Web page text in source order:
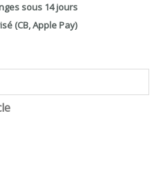
sous 14 jours
(CB, Apple Pay)